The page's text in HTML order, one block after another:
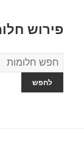
פירוש
מילון
החלומות